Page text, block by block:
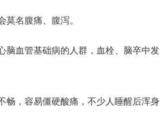
名腹痛、腹泻。
血管基础病的人群，血栓、脑卒中发
，容易僵硬酸痛，不少人睡醒后浑身